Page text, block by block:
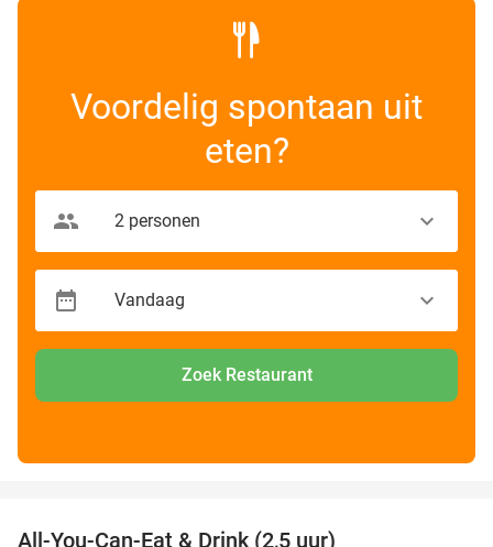
Voordelig spontaan uit
eten?
Zoek Restaurant
All-You-Can-Eat & Drink (2,5 uur)